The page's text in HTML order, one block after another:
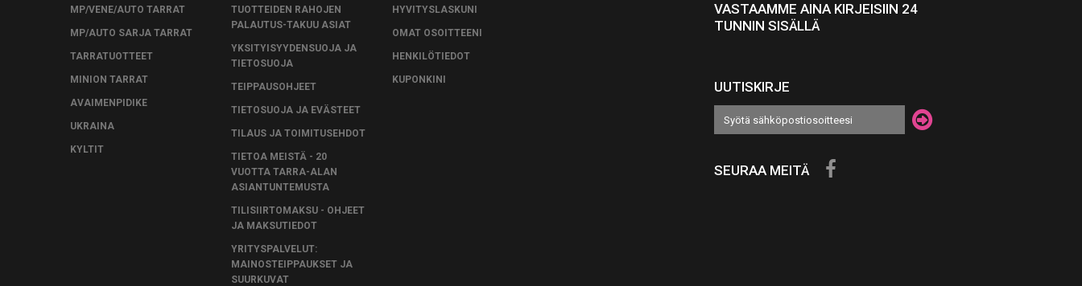
MP/VENE/AUTO TARRAT
MP/AUTO SARJA TARRAT
TARRATUOTTEET
MINION TARRAT
AVAIMENPIDIKE
UKRAINA
KYLTIT
TUOTTEIDEN RAHOJEN
PALAUTUS-TAKUU ASIAT
YKSITYISYYDENSUOJA JA
TIETOSUOJA
TEIPPAUSOHJEET
TIETOSUOJA JA EVÄSTEET
TILAUS JA TOIMITUSEHDOT
TIETOA MEISTÄ - 20
VUOTTA TARRA-ALAN
ASIANTUNTEMUSTA
TILISIIRTOMAKSU - OHJEET
JA MAKSUTIEDOT
YRITYSPALVELUT:
MAINOSTEIPPAUKSET JA
SUURKUVAT
HYVITYSLASKUNI
OMAT OSOITTEENI
HENKILÖTIEDOT
KUPONKINI
VASTAAMME AINA KIRJEISIIN 24
TUNNIN SISÄLLÄ
UUTISKIRJE
SEURAA MEITÄ